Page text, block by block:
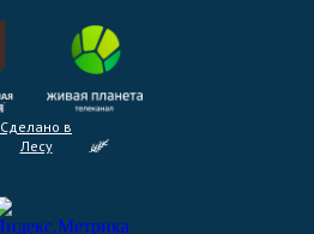
Сделано в
Лесу